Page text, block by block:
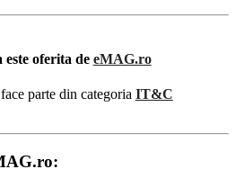
este oferita de eMAG.ro
parte din categoria IT&C